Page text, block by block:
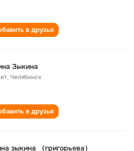
в друзья
Зыкина
,Челябинск
в друзья
зыкина （григорьева）